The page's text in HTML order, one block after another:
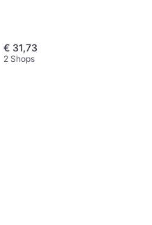
€ 31,73
2 Shops